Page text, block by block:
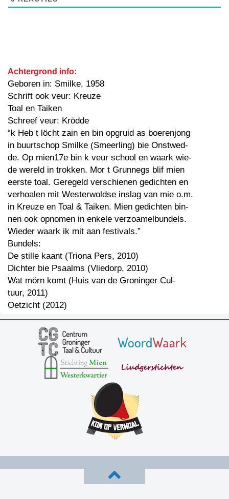
Achtergrond info:
Geboren in: Smilke, 1958
Schrift ook veur: Kreuze
Toal en Taiken
Schreef veur: Krödde
“k Heb t löcht zain en bin opgruid as boerenjong
in buurtschop Smilke (Smeerling) bie Onstwed-
de. Op mien17e bin k veur school en waark wie-
de wereld in trokken. Mor t Grunnegs blif mien
eerste toal. Geregeld verschienen gedichten en
verhoalen mit Westerwoldse inslag van mie o.m.
in Kreuze en Toal & Taiken. Mien gedichten bin-
nen ook opnomen in enkele verzoamelbundels.
Wieder waark ik mit aan festivals.”
Bundels:
De stille kaant (Triona Pers, 2010)
Dichter bie Psaalms (Vliedorp, 2010)
Wat mörn komt (Huis van de Groninger Cul-
tuur, 2011)
Oetzicht (2012)